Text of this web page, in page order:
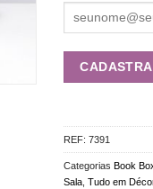
REF:7391
CategoriasBook
Sala ,Tudo em